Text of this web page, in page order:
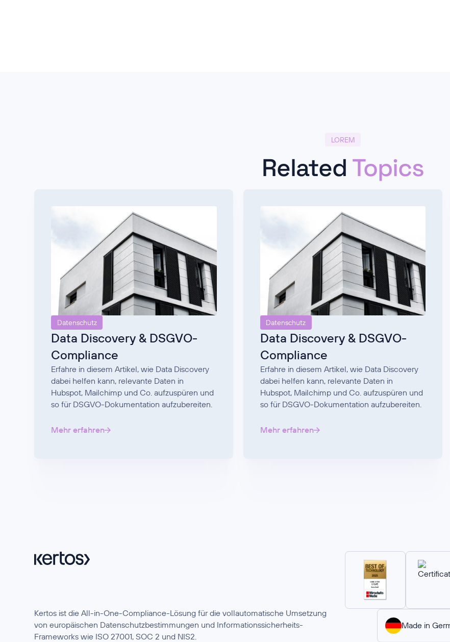
LOREM
Related Topics
Datenschutz
Data Discovery & DSGVO-
Compliance
Erfahre in diesem Artikel, wie Data Discovery
dabei helfen kann, relevante Daten in
Hubspot, Mailchimp und Co. aufzuspüren und
so für DSGVO-Dokumentation aufzubereiten.
Mehr erfahren
Datenschutz
Data Discovery & DSGVO-
Compliance
Erfahre in diesem Artikel, wie Data Discovery
dabei helfen kann, relevante Daten in
Hubspot, Mailchimp und Co. aufzuspüren und
so für DSGVO-Dokumentation aufzubereiten.
Mehr erfahren
Kertos ist die All-in-One-Compliance-Lösung für die vollautomatische Umsetzung
von europäischen Datenschutzbestimmungen und Informationssicherheits-
Frameworks wie ISO 27001, SOC 2 und NIS2.
Made in